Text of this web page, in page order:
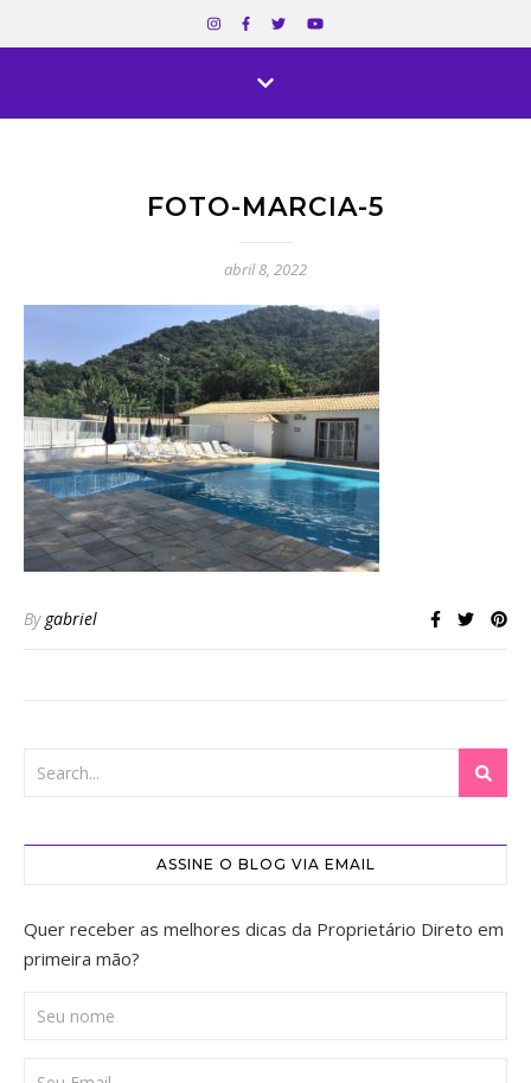
FOTO-MARCIA-5
abril 8, 2022
By gabriel
ASSINE O BLOG VIA EMAIL
Quer receber as melhores dicas da Proprietário Direto em
primeira mão?